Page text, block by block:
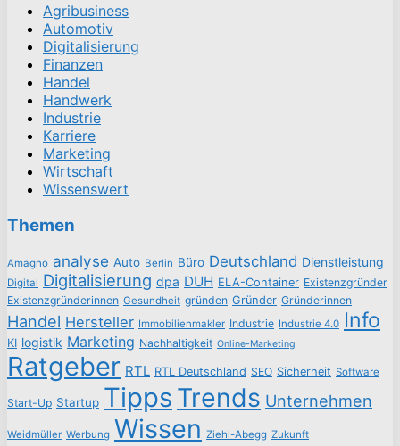
Agribusiness
Automotiv
Digitalisierung
Finanzen
Handel
Handwerk
Industrie
Karriere
Marketing
Wirtschaft
Wissenswert
Themen
Amagno analyse Auto Berlin Büro Deutschland Dienstleistung
Digital Digitalisierung dpa DUH ELA-Container Existenzgründer
Existenzgründerinnen Gesundheit gründen Gründer Gründerinnen
Handel Hersteller Immobilienmakler Industrie Industrie 4.0 Info
KI logistik Marketing Nachhaltigkeit Online-Marketing
Ratgeber RTL RTL Deutschland SEO Sicherheit Software
Start-Up Startup Tipps Trends Unternehmen
Weidmüller Werbung Wissen Ziehl-Abegg Zukunft